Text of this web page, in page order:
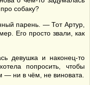
собаку?
парень. — Тот Артур,
Его просто звали, как
девушка и наконец-то
попросить, чтобы
— ни в чём, не виновата.